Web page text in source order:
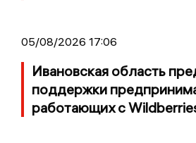
05/08/2026 17:06
Ивановская область
поддержки
работающих с